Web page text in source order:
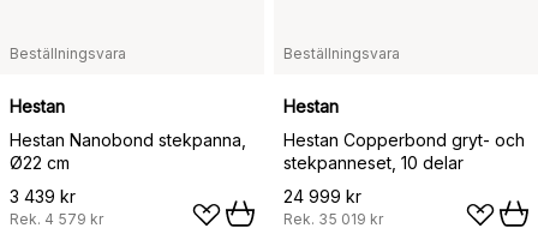
Beställningsvara
Hestan
Hestan Nanobond stekpanna,
Ø22 cm
3 439 kr
Rek. 4 579 kr
Beställningsvara
Hestan
Hestan Copperbond gryt- och
stekpanneset, 10 delar
24 999 kr
Rek. 35 019 kr